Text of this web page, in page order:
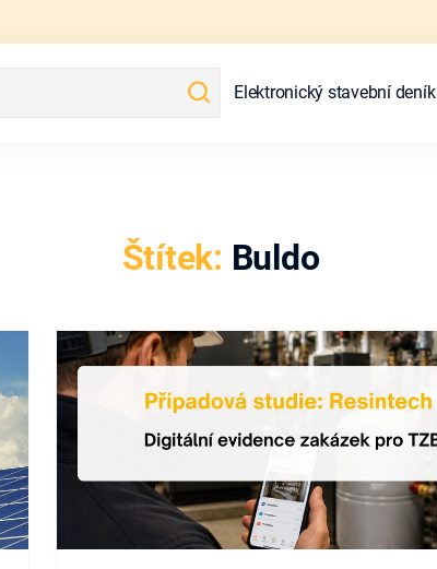
Elektronický stavební deník
Štítek: Buldo